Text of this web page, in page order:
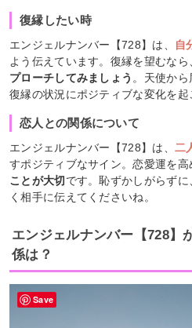
復縁したい時
エンジェルナンバー【728】は、
自
よう伝えています。復縁を望むなら
プローチしてみましょう 。天使から
復縁の状況にポジティブな変化を起
恋人との関係について
エンジェルナンバー【728】は、 二
すポジティブなサイン。恋愛運を高
ことが大切です。恥ずかしがらず
く相手に伝えてくださいね。
エンジェルナンバー【728】
係は？
Save